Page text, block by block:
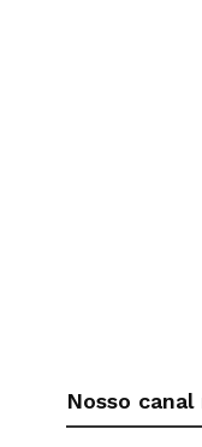
Nosso canal